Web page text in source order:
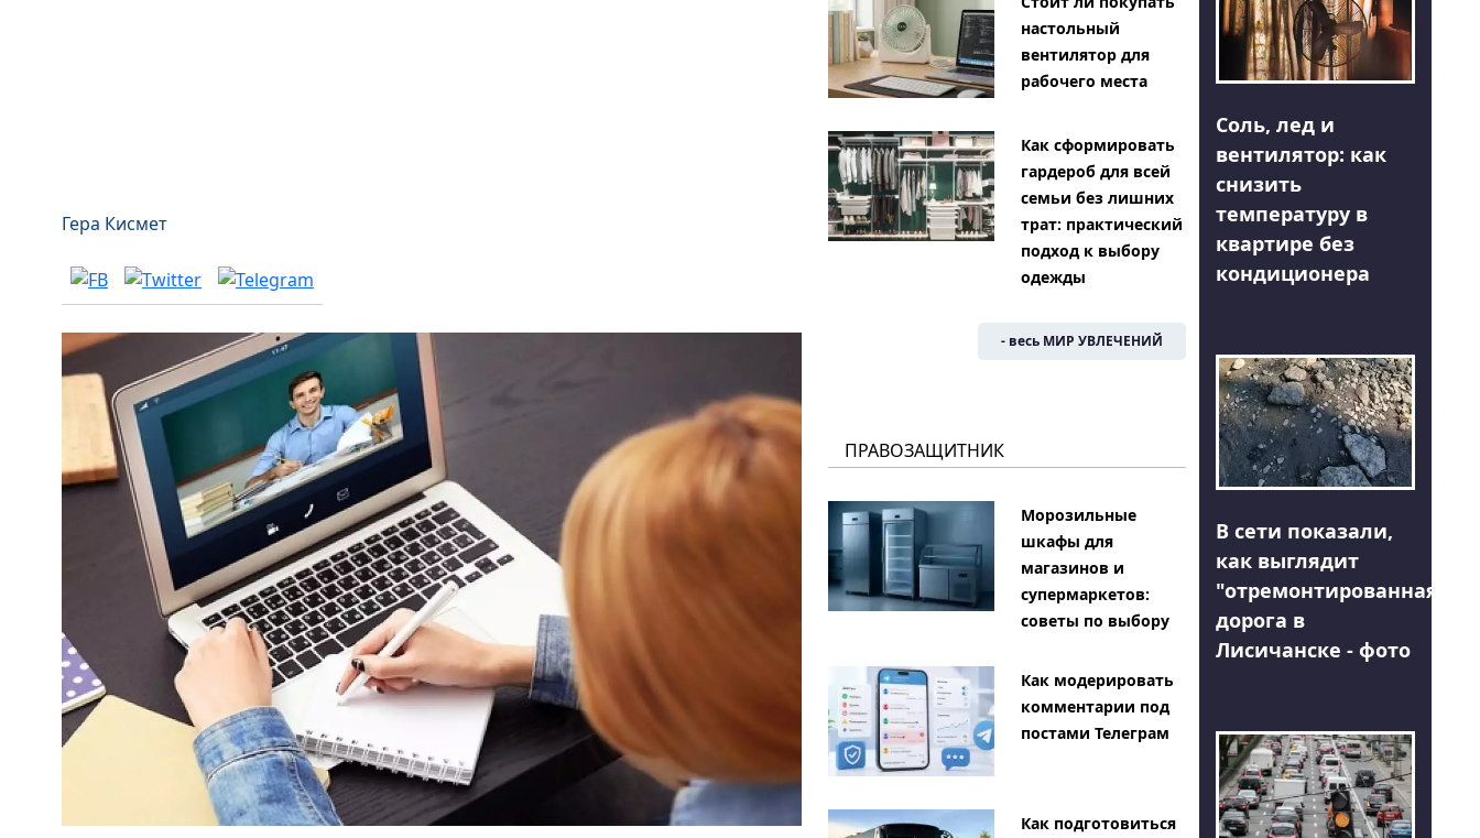
Гера Кисмет
настольный
вентилятор для
рабочего места
Как сформировать
гардероб для всей
семьи без лишних
трат: практический
подход к выбору
одежды
- весь МИР УВЛЕЧЕНИЙ
ПРАВОЗАЩИТНИК
Морозильные
шкафы для
магазинов и
супермаркетов:
советы по выбору
Как модерировать
комментарии под
постами Телеграм
Как подготовиться
Соль, лед и
вентилятор: как
снизить
температуру в
квартире без
кондиционера
В сети показали,
как выглядит
"отремонтированная"
дорога в
Лисичанске - фото